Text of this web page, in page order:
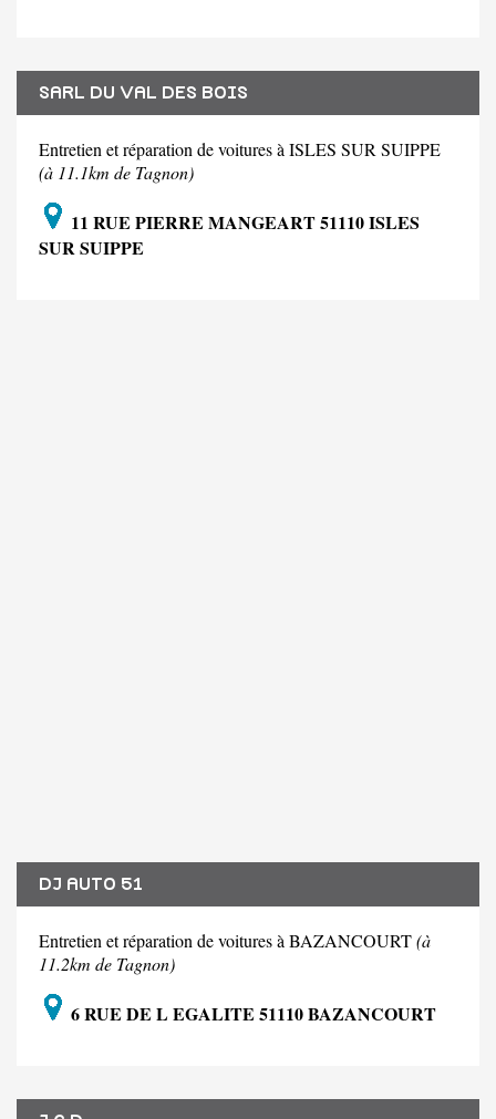
SARL DU VAL DES BOIS
Entretien et réparation de voitures à ISLES SUR SUIPPE
(à 11.1km de Tagnon)
11 RUE PIERRE MANGEART 51110 ISLES
SUR SUIPPE
DJ AUTO 51
Entretien et réparation de voitures à BAZANCOURT(à
11.2km de Tagnon)
6 RUE DE L EGALITE 51110 BAZANCOURT